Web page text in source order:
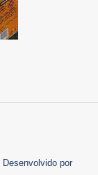
Desenvolvido por